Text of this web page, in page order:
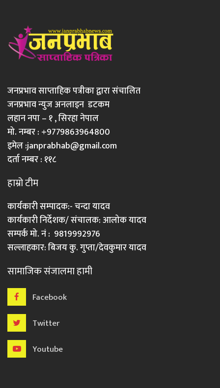
जनप्रभाव साप्ताहिक पत्रीका द्वारा संचालित
जनप्रभाव न्युज अनलाइन डटकम
लहान नपा – १ , सिरहा नेपाल
मो. नम्बर : +9779863964800
इमेल :janprabhab@gmail.com
दर्ता नम्बर : ११८
हाम्रो टीम
कार्यकारी सम्पादक:- चन्दा यादव
कार्यकारी निर्देशक/ संचालक: आलोक यादव
सम्पर्क मो. नं : 9819992976
सल्लाहकार: बिजय कु. गुप्ता/देवकुमार यादव
सामाजिक संजालमा हामी
Facebook
Twitter
Youtube